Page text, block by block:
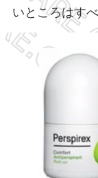
いところはす